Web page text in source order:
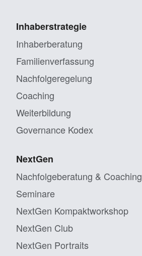
Inhaberstrategie
Inhaberberatung
Familienverfassung
Nachfolgeregelung
Coaching
Weiterbildung
Governance Kodex
NextGen
Nachfolgeberatung & Coaching
Seminare
NextGen Kompaktworkshop
NextGen Club
NextGen Portraits